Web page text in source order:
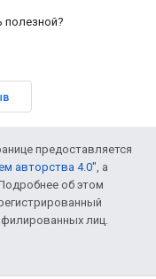
полезной?
предоставляется
авторства 4.0", а
об этом
лиц.